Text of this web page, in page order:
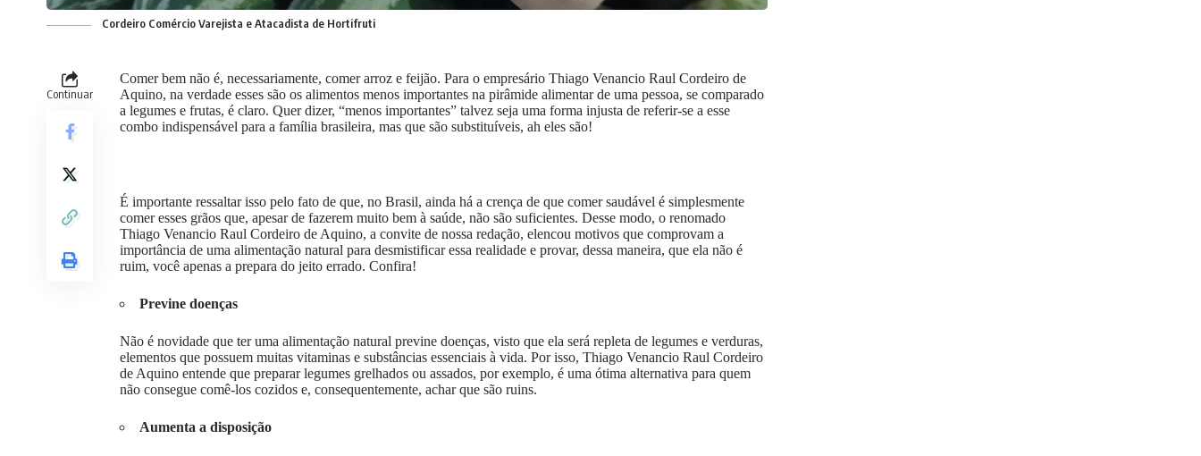
Cordeiro Comércio Varejista e Atacadista de Hortifruti
Continuar
Comer bem não é, necessariamente, comer arroz e feijão. Para o empresário Thiago Venancio Raul Cordeiro de
Aquino, na verdade esses são os alimentos menos importantes na pirâmide alimentar de uma pessoa, se comparado
a legumes e frutas, é claro. Quer dizer, “menos importantes” talvez seja uma forma injusta de referir-se a esse
combo indispensável para a família brasileira, mas que são substituíveis, ah eles são!
É importante ressaltar isso pelo fato de que, no Brasil, ainda há a crença de que comer saudável é simplesmente
comer esses grãos que, apesar de fazerem muito bem à saúde, não são suficientes. Desse modo, o renomado
Thiago Venancio Raul Cordeiro de Aquino, a convite de nossa redação, elencou motivos que comprovam a
importância de uma alimentação natural para desmistificar essa realidade e provar, dessa maneira, que ela não é
ruim, você apenas a prepara do jeito errado. Confira!
Previne doenças
Não é novidade que ter uma alimentação natural previne doenças, visto que ela será repleta de legumes e verduras,
elementos que possuem muitas vitaminas e substâncias essenciais à vida. Por isso, Thiago Venancio Raul Cordeiro
de Aquino entende que preparar legumes grelhados ou assados, por exemplo, é uma ótima alternativa para quem
não consegue comê-los cozidos e, consequentemente, achar que são ruins.
Aumenta a disposição